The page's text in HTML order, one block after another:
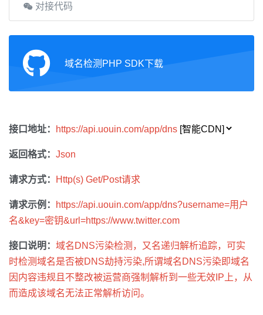
对接代码
域名检测PHP SDK下载
接口地址： https://api.uouin.com/app/dns
返回格式： Json
请求方式： Http(s) Get/Post请求
请求示例：
https://api.uouin.com/app/dns?username=用户
名&key=密钥&url=https://www.twitter.com
接口说明： 域名DNS污染检测，又名递归解析追踪，可实
时检测域名是否被DNS劫持污染,所谓域名DNS污染即域名
因内容违规且不整改被运营商强制解析到一些无效IP上，从
而造成该域名无法正常解析访问。